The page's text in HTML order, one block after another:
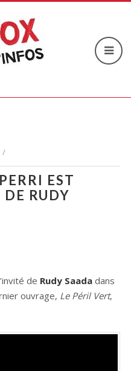
EST
DE RUDY
de Rudy Saadadans
ouvrage, Le Péril Vert,